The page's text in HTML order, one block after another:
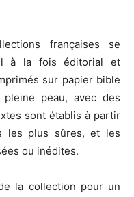
françaises se
à la fois éditorial et
sur papier bible
peau, avec des
sont établis à partir
les plus sûres, et les
ou inédites.
la collection pour un